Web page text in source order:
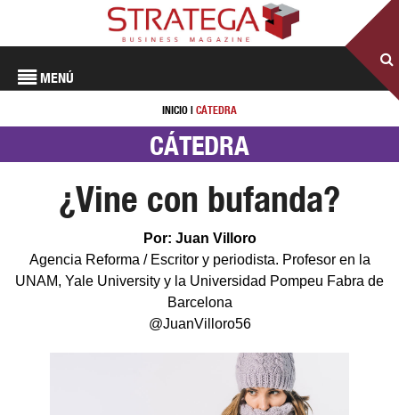
MENÚ
INICIO | CÁTEDRA
CÁTEDRA
¿Vine con bufanda?
Por: Juan Villoro
Agencia Reforma / Escritor y periodista. Profesor en la
UNAM, Yale University y la Universidad Pompeu Fabra de
Barcelona
@JuanVilloro56